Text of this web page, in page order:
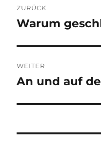
ZURÜCK
Vorheriger
Warum
WEITER
Nächster
An und auf